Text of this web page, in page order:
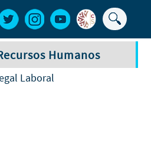
Buscar
Humanos
Laboral